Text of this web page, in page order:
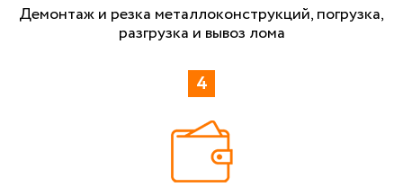
Демонтаж и резка металлоконструкций, погрузка,
разгрузка и вывоз лома